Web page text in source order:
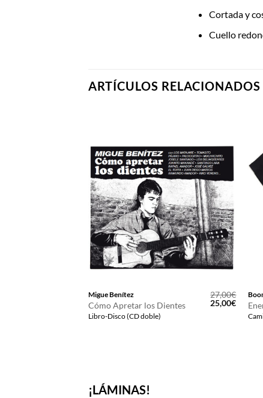
Cortada y
Cuello
ARTÍCULOS RELACIONADOS
Migue Benítez
Cómo Apretar los Dientes
Libro-Disco (CD doble)
27,00€
El
precio
25,00€El
precio
actual
¡LÁMINAS!